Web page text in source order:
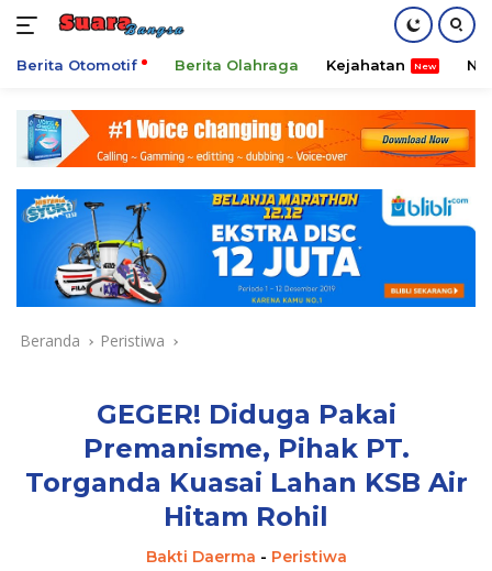
konten
Berita Otomotif Berita Olahraga Kejahatan
Beranda Peristiwa
GEGER! Diduga Pakai
Premanisme, Pihak PT.
Torganda Kuasai Lahan KSB Air
Hitam Rohil
Bakti Daerma - Peristiwa